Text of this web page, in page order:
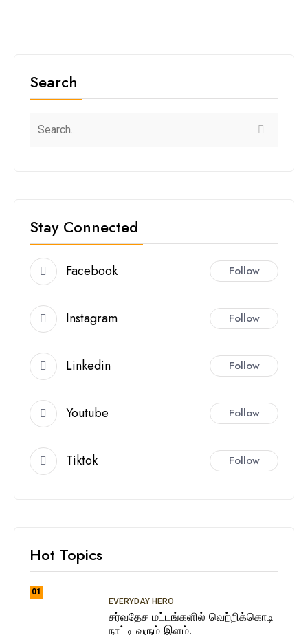
Search
Stay Connected
Facebook Follow
Instagram Follow
Linkedin Follow
Youtube Follow
Tiktok Follow
Hot Topics
01
EVERYDAY HERO
சர்வதேச மட்டங்களில் வெற்றிக்கொடி
நாட்டி வரும் இளம்.